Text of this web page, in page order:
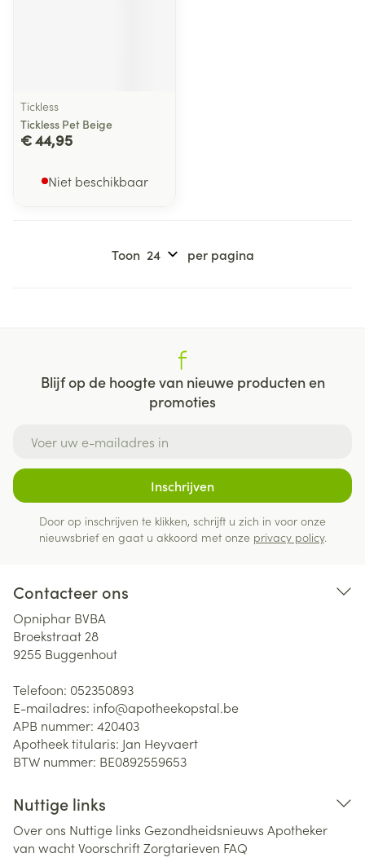
Tickless
Tickless Pet Beige
€ 44,95
Niet beschikbaar
Toon per pagina
Blijf op de hoogte van nieuwe producten en
promoties
Inschrijven
Door op inschrijven te klikken, schrijft u zich in voor onze
nieuwsbrief en gaat u akkoord met onze privacy policy.
Contacteer ons
Opniphar BVBA
Broekstraat 28
9255 Buggenhout
Telefoon: 052350893
E-mailadres: info@apotheekopstal.be
APB nummer: 420403
Apotheek titularis: Jan Heyvaert
BTW nummer: BE0892559653
Nuttige links
Over ons Nuttige links Gezondheidsnieuws Apotheker
van wachtVoorschriftZorgtarieven FAQ